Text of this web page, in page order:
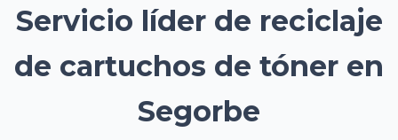
Servicio líder de reciclaje
de cartuchos de tóner en
Segorbe